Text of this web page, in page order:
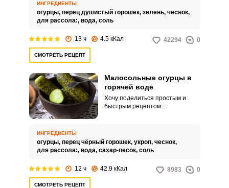
малосольных огурцов требуется
минимальное количество
ИНГРЕДИЕНТЫ
огурцы, перец душистый горошек, зелень, чеснок,
для рассола:, вода, соль
13 ч 4.5 кКал 42294 0
СМОТРЕТЬ РЕЦЕПТ
Малосольные огурцы в
горячей воде
Хочу поделиться простым и
быстрым рецептом
огурчики можно различными
способами.
ИНГРЕДИЕНТЫ
огурцы, перец чёрный горошек, укроп, чеснок,
для рассола:, вода, сахар-песок, соль
12 ч 42.9 кКал 8983 0
СМОТРЕТЬ РЕЦЕПТ